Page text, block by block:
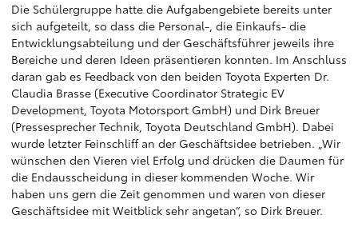
Die Schülergruppe hatte die Aufgabengebiete bereits unter
sich aufgeteilt, so dass die Personal-, die Einkaufs- die
Entwicklungsabteilung und der Geschäftsführer jeweils ihre
Bereiche und deren Ideen präsentieren konnten. Im Anschluss
daran gab es Feedback von den beiden Toyota Experten Dr.
Claudia Brasse (Executive Coordinator Strategic EV
Development, Toyota Motorsport GmbH) und Dirk Breuer
(Pressesprecher Technik, Toyota Deutschland GmbH). Dabei
wurde letzter Feinschliff an der Geschäftsidee betrieben. „Wir
wünschen den Vieren viel Erfolg und drücken die Daumen für
die Endausscheidung in dieser kommenden Woche. Wir
haben uns gern die Zeit genommen und waren von dieser
Geschäftsidee mit Weitblick sehr angetan“, so Dirk Breuer.